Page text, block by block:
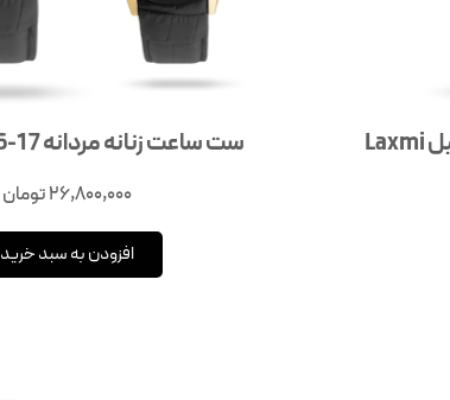
ست ساعت مچی زنانه و مردانه با بند استیل Laxmi
ست ساعت زنانه مردانه Laxmi 8546-17
26,800,000تومان
افزودن به سبد خرید